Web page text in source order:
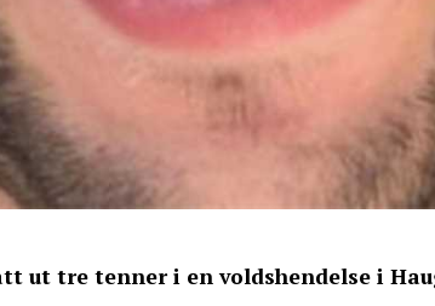
ut tre tenner i en voldshendelse i